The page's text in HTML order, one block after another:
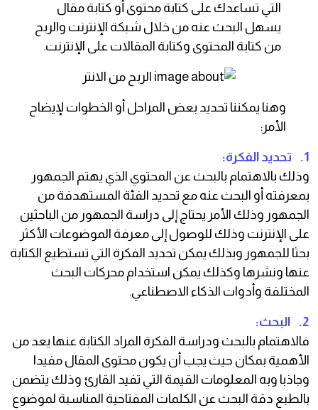
التي تساعدك على كتابة محتوى أو كتابة مقال
يسهل البحث عنه من خلال شبكة الإنترنت والربح
من كتابة المحتوى وكتابة المقالات على الإنترنت.
وهنا يمكننا تحديد بعض المراحل أو الخطوات لإيضاح
الأمر:
1. تحديد الفكرة:
وذلك بالاهتمام بالبحث عن المحتوي الذي يهتم الجمهور
بمعرفته أو البحث عنه مع تحديد الفئة المستهدفة من
الجمهور وذلك الأمر يحتاج إلى دراسة الجمهور من الباحثين
على الإنترنت وذلك للوصول إلى معرفة الموضوعات الأكثر
بحثا للجمهور وبذلك يمكن تحديد الفكرة التي تستطيع الكتابة
عنها ونشرها وكذلك يمكن استخدام محركات البحث
المختلفة وأدوات الذكاء الاصطناعي.
2. البحث:
فالاهتمام بالبحث ودراسة الفكرة المراد الكتابة عنها يعد من
الأهمية بمكان حيث يجب أن يكون محتوى المقال مفيدا
وجاذبا وبه المعلومات القيمة التي تفيد القارئ وذلك يتضمن
بالطبع دقة البحث عن الكلمات المفتاحية المناسبة لموضوع